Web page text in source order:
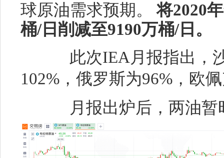
球原油需求预期。将2020
桶/日削减至9190万桶/日。
此次IEA月报指出，沙
102%，俄罗斯为96%，欧
月报出炉后，两油暂